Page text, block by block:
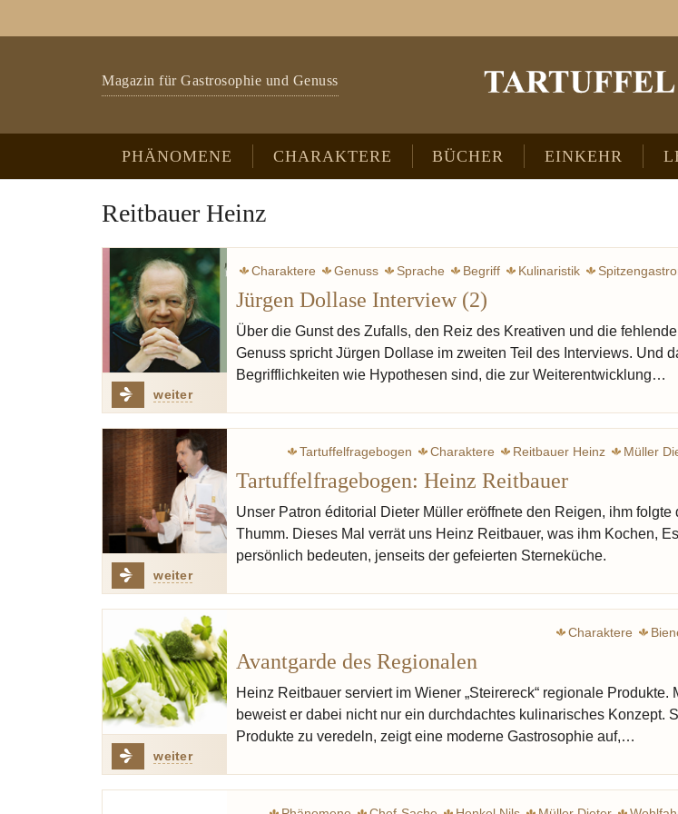
Magazin für Gastrosophie und Genuss
PHÄNOMENE CHARAKTERE BÜCHER EINKEHR
Reitbauer Heinz
weiter
Charaktere Genuss Sprache Begriff Kulinaristik
Ruhl Thomas
Gerfer-Ruhl Carola
Robuchon Joël
Jürgen Dollase Interview (2)
Über die Gunst des Zufalls, den Reiz des Kreativen und die
Genuss spricht Jürgen Dollase im zweiten Teil des Interviews. Und
Begrifflichkeiten wie Hypothesen sind, die zur Weiterentwicklung…
weiter
Tartuffelfragebogen Charaktere Reitbauer Heinz Müller
Tartuffelfragebogen: Heinz Reitbauer
Unser Patron éditorial Dieter Müller eröffnete den Reigen, ihm folgte
Thumm. Dieses Mal verrät uns Heinz Reitbauer, was ihm Kochen,
persönlich bedeuten, jenseits der gefeierten Sterneküche.
weiter
Charaktere
Avantgarde des Regionalen
Heinz Reitbauer serviert im Wiener „Steirereck“ regionale Produkte.
beweist er dabei nicht nur ein durchdachtes kulinarisches Konzept.
Produkte zu veredeln, zeigt eine moderne Gastrosophie auf,…